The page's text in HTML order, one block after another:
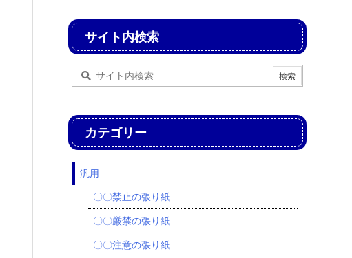
サイト内検索
カテゴリー
汎用
〇〇禁止の張り紙
〇〇厳禁の張り紙
〇〇注意の張り紙